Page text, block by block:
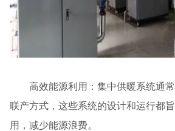
高效能源利用：集中供暖系统通常
联产方式，这些系统的设计和运行都
用，减少能源浪费。